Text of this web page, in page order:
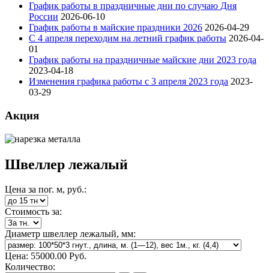
График работы в праздничные дни по случаю Дня
России 2026-06-10
График работы в майские праздники 2026 2026-04-29
С 4 апреля переходим на летний график работы 2026-04-
01
График работы на праздничные майские дни 2023 года
2023-04-18
Изменения графика работы с 3 апреля 2023 года 2023-
03-29
Акция
Швеллер лежалый
Цена за пог. м, руб.:
Стоимость за:
Диаметр швеллер лежалый, мм:
Цена: 55000.00 Руб.
Количество: